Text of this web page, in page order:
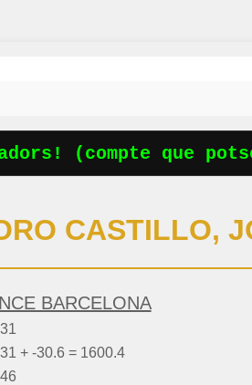
(compte que
CASTILLO,
BARCELONA
+ -30.6 = 1600.4